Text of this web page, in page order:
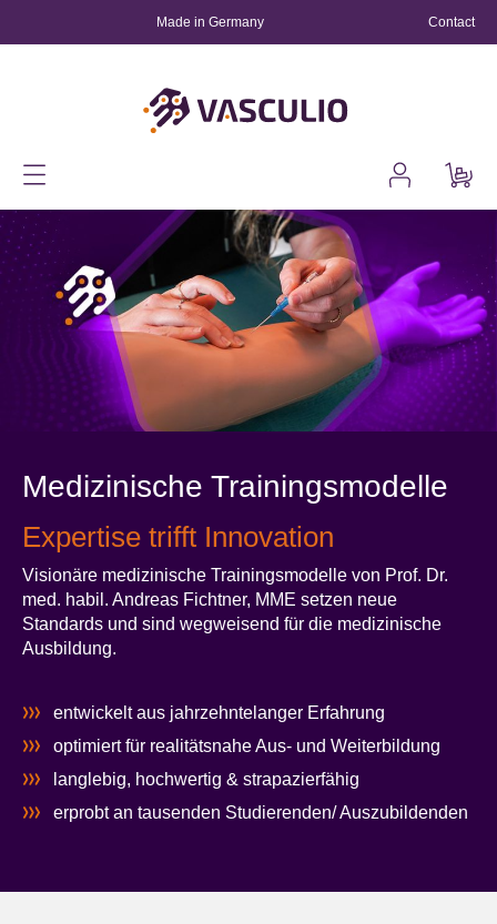
Made in Germany
realistic training Contact
Medizinische Trainingsmodelle
Expertise trifft Innovation
Visionäre medizinische Trainingsmodelle von Prof. Dr.
med. habil. Andreas Fichtner, MME setzen neue
Standards und sind wegweisend für die medizinische
Ausbildung.
entwickelt aus jahrzehntelanger Erfahrung
optimiert für realitätsnahe Aus- und Weiterbildung
langlebig, hochwertig & strapazierfähig
erprobt an tausenden Studierenden/ Auszubildenden